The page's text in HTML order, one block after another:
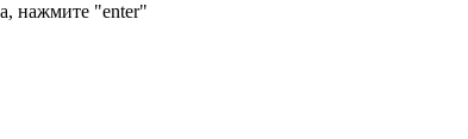
нажмите "enter"